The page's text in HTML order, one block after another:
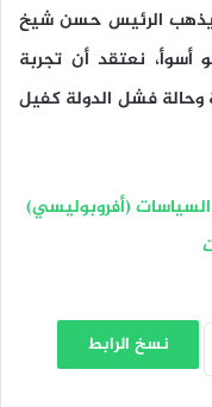
يذهب الرئيس حسن شيخ
أسوأ، نعتقد أن تجربة
وحالة فشل الدولة كفيل
السياسات (أفروبوليسي)
نسخ الرابط